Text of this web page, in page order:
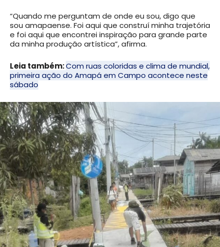
“Quando me perguntam de onde eu sou, digo que
sou amapaense. Foi aqui que construí minha trajetória
e foi aqui que encontrei inspiração para grande parte
da minha produção artística”, afirma.
Leia também:Com ruas coloridas e clima de mundial,
primeira ação do Amapá em Campo acontece neste
sábado